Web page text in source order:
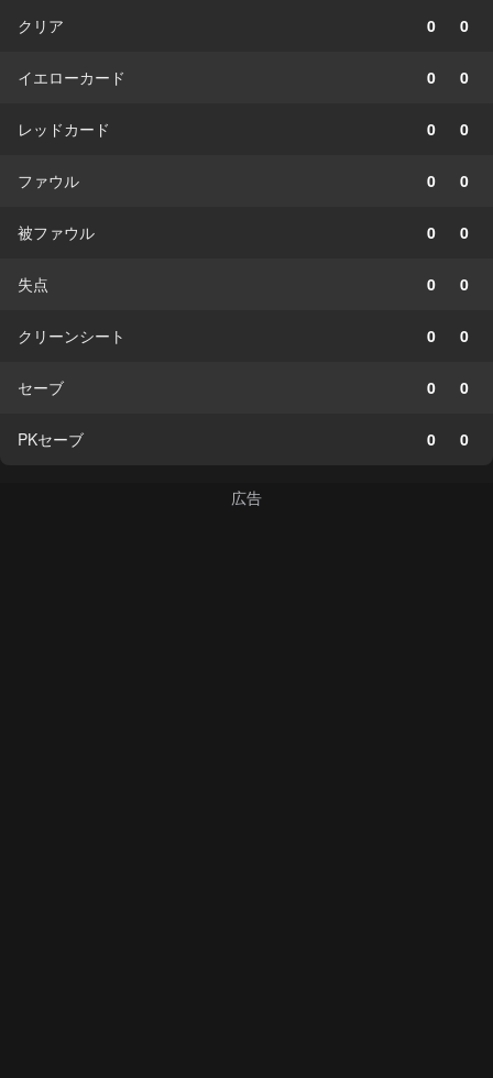
クリア 0 0
イエローカード 0 0
レッドカード 0 0
ファウル 0 0
被ファウル 0 0
失点 0 0
クリーンシート 0 0
セーブ 0 0
PKセーブ 0 0